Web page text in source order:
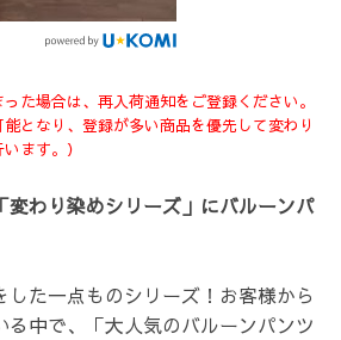
た場合は、再入荷通知をご登録ください。
となり、登録が多い商品を優先して変わり
ます。）
変わり染めシリーズ」にバルーンパ
した一点ものシリーズ！お客様から
る中で、「大人気のバルーンパンツ